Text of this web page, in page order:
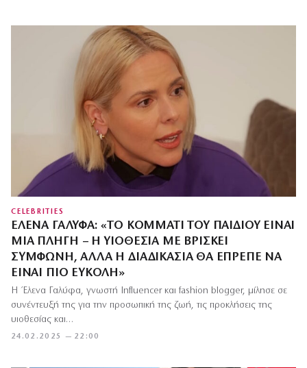
CELEBRITIES
ΈΛΕΝΑ ΓΑΛΎΦΑ: «ΤΟ ΚΟΜΜΆΤΙ ΤΟΥ ΠΑΙΔΙΟΎ ΕΊΝΑΙ
ΜΙΑ ΠΛΗΓΉ – Η ΥΙΟΘΕΣΊΑ ΜΕ ΒΡΊΣΚΕΙ
ΣΎΜΦΩΝΗ, ΑΛΛΆ Η ΔΙΑΔΙΚΑΣΊΑ ΘΑ ΈΠΡΕΠΕ ΝΑ
ΕΊΝΑΙ ΠΙΟ ΕΎΚΟΛΗ»
24.02.2025 — 22:00
Η Έλενα Γαλύφα, γνωστή Influencer και fashion blogger, μίλησε σε
συνέντευξή της για την προσωπική της ζωή, τις προκλήσεις της
υιοθεσίας και…